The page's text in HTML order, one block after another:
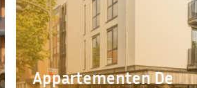
Appartementen De